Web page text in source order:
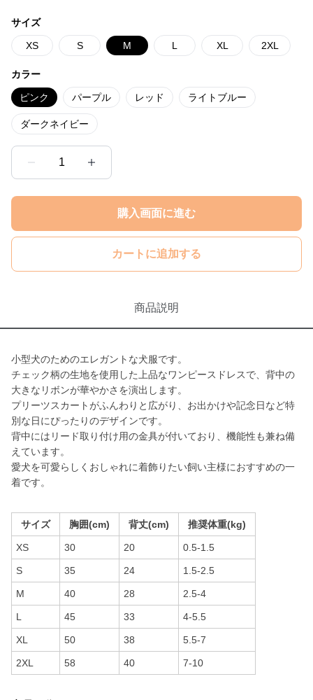
サイズ
XS S M L XL 2XL
カラー
ピンク パープル レッド ライトブルー
ダークネイビー
1
購入画面に進む
カートに追加する
商品説明
小型犬のためのエレガントな犬服です。
チェック柄の生地を使用した上品なワンピースドレスで、背中の
大きなリボンが華やかさを演出します。
プリーツスカートがふんわりと広がり、お出かけや記念日など特
別な日にぴったりのデザインです。
背中にはリード取り付け用の金具が付いており、機能性も兼ね備
えています。
愛犬を可愛らしくおしゃれに着飾りたい飼い主様におすすめの一
着です。
サイズ 胸囲(cm) 背丈(cm) 推奨体重(kg)
XS 30 20 0.5-1.5
S 35 24 1.5-2.5
M 40 28 2.5-4
L 45 33 4-5.5
XL 50 38 5.5-7
2XL 58 40 7-10